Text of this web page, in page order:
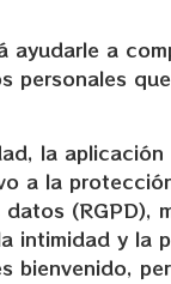
a
la
a la
(RGPD),
y la